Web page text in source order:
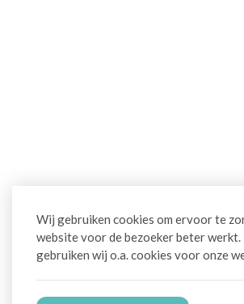
Wij gebruiken cookies om ervoor te
website voor de bezoeker beter
gebruiken wij o.a. cookies voor onze